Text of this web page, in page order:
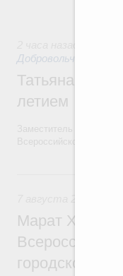
Добровольчество и
Татьяна
летием
Заместитель
Всероссийского
Марат
городской